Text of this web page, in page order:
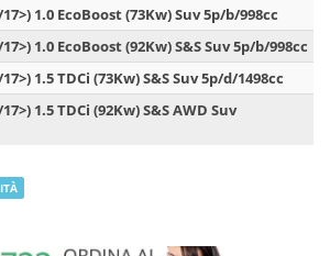
17>) 1.0 EcoBoost (73Kw) Suv 5p/b/998cc
17>) 1.0 EcoBoost (92Kw) S&S Suv 5p/b/998cc
17>) 1.5 TDCi (73Kw) S&S Suv 5p/d/1498cc
17>) 1.5 TDCi (92Kw) S&S AWD Suv